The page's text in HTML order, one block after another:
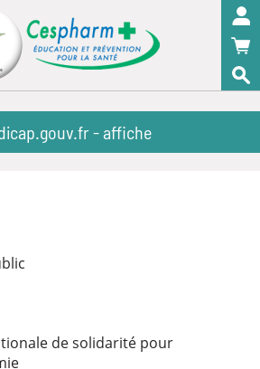
- affiche
de solidarité pour